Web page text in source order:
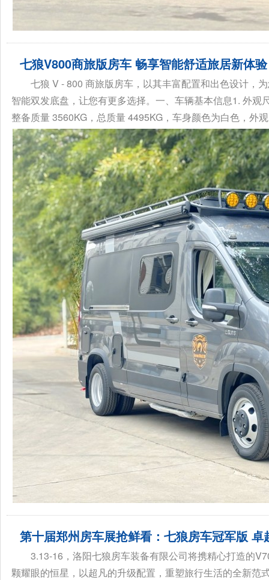
七狼V800商旅版房车 畅享智能舒适旅居新体
七狼 V - 800 商旅版房车，以其丰富配置和出色设计，
智能双发底盘，让您有更多选择。一、车辆基本信息1. 外
整备质量 3560KG，总质量 4495KG，车身颜色为白色，外
第十届郑州房车展抢鲜看：七狼房车冠军版
3.13-16，洛阳七狼房车装备有限公司将携精心打造的
颗耀眼的恒星，以超凡的升级配置，重塑旅行生活的全新